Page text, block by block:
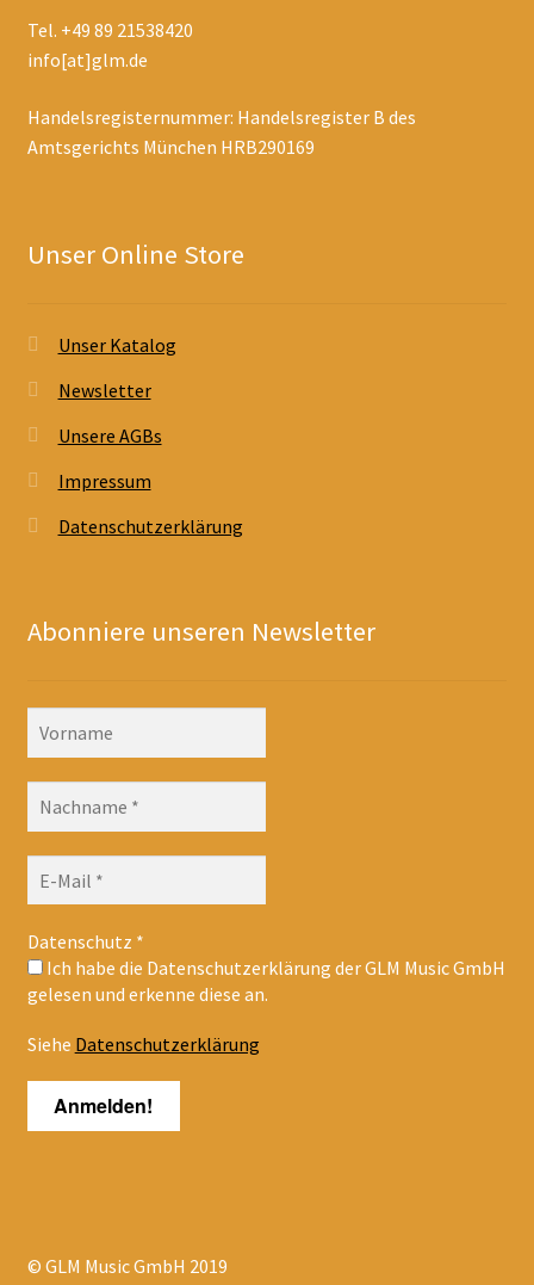
Tel. +49 89 21538420
info[at]glm.de
Handelsregisternummer: Handelsregister B des
Amtsgerichts München HRB290169
Unser Online Store
Unser Katalog
Newsletter
Unsere AGBs
Impressum
Datenschutzerklärung
Abonniere unseren Newsletter
Datenschutz *
Ich habe die Datenschutzerklärung der GLM Music GmbH
gelesen und erkenne diese an.
Siehe Datenschutzerklärung
© GLM Music GmbH 2019